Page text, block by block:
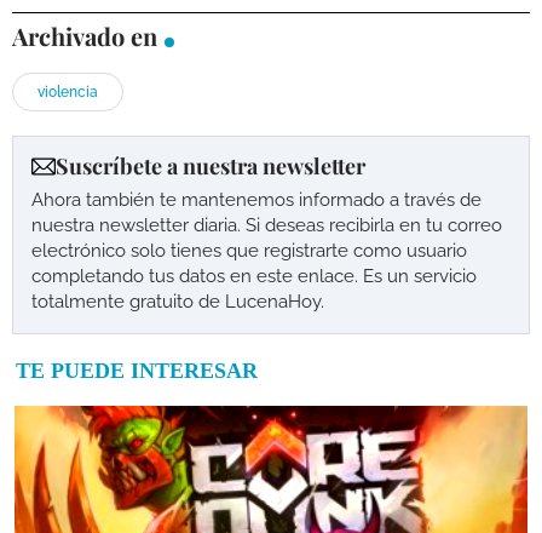
Archivado en
violencia
Suscríbete a nuestra newsletter
Ahora también te mantenemos informado a través de
nuestra newsletter diaria. Si deseas recibirla en tu correo
electrónico solo tienes que registrarte como usuario
completando tus datos en este enlace. Es un servicio
totalmente gratuito de LucenaHoy.
TE PUEDE INTERESAR